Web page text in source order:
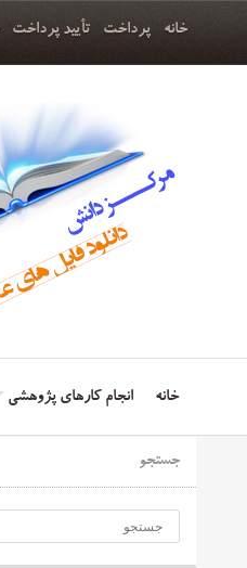
خانه پرداخت تأیید پرداخت
خانه انجام کارهای پژوهشی
جستجو